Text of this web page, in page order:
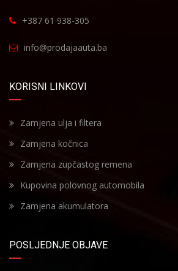
+387 61 938-305
info@prodajaauta.ba
KORISNI LINKOVI
Zamjena ulja i filtera
Zamjena kočnica
Zamjena zupčastog remena
Kupovina polovnog automobila
Zamjena akumulatora
POSLJEDNJE OBJAVE